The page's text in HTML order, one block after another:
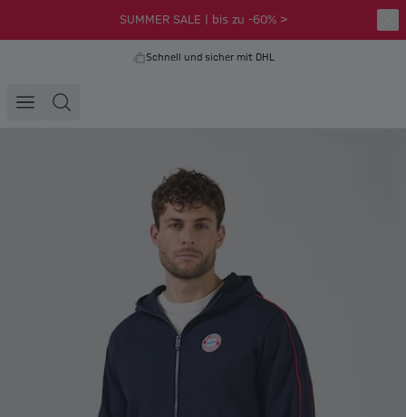
SUMMER SALE | bis zu -60% >
Schnell und sicher mit DHL